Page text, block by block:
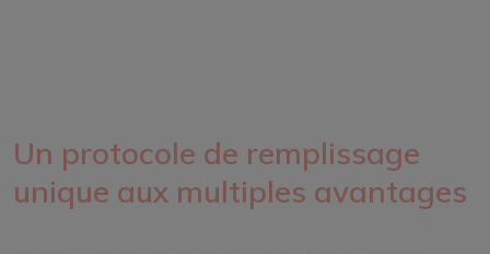
Un protocole de remplissage
unique aux multiples avantages